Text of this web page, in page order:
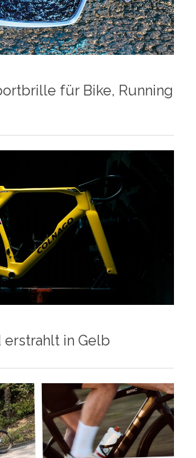
für Bike, Running
erstrahlt in Gelb